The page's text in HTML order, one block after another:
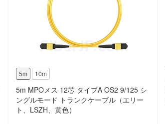
5m 10m
5m MPOメス 12芯 タイプA OS2 9/125 シ
ングルモード トランクケーブル（エリー
ト、LSZH、黄色）